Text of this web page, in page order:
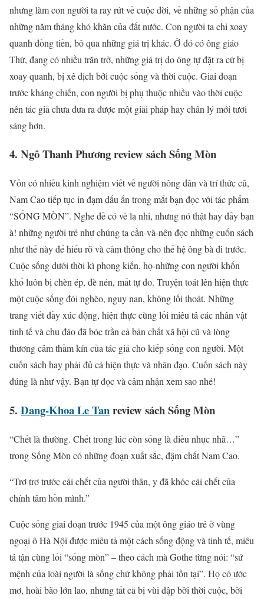
nhưng làm con người ta ray rứt về cuộc đời, về những số phận của
những năm tháng khó khăn của đất nước. Con người ta chỉ xoay
quanh đồng tiền, bỏ qua những giá trị khác. Ở đó có ông giáo
Thứ, đang có nhiều trăn trở, những giá trị do ông tự đặt ra cứ bị
xoay quanh, bị xê dịch bởi cuộc sống và thời cuộc. Giai đoạn
trước kháng chiến, con người bị phụ thuộc nhiều vào thời cuộc
nên tác giả chưa đưa ra được một giải pháp hay chân lý mới tươi
sáng hơn.
4. Ngô Thanh Phương review sách Sống Mòn
Vốn có nhiều kinh nghiệm viết về người nông dân và trí thức cũ,
Nam Cao tiếp tục in đạm dấu ấn trong mắt bạn đọc với tác phẩm
“SỐNG MÒN”. Nghe đề có vẻ lạ nhỉ, nhưng nó thật hay đấy bạn
à! những người trẻ như chúng ta cần-và-nên đọc những cuốn sách
như thế này để hiểu rõ và cảm thông cho thế hệ ông bà đi trước.
Cuộc sống dưới thời kì phong kiến, họ-những con người khốn
khổ luôn bị chèn ép, đè nén, mất tự do. Truyện toát lên hiện thực
một cuộc sống đói nghèo, nguy nan, không lối thoát. Những
trang viết đầy xúc động, hiện thực cùng lối miêu tả các nhân vật
tinh tế và chu đáo đã bóc trần cả bản chất xã hội cũ và lòng
thương cảm thầm kín của tác giả cho kiếp sống con người. Một
cuốn sách hay phải đủ cả hiện thực và nhân đạo. Cuốn sách này
đúng là như vậy. Bạn tự đọc và cảm nhận xem sao nhé!
5. Dang-Khoa Le Tanreview sách Sống Mòn
“Chết là thường. Chết trong lúc còn sống là điều nhục nhã…”
trong Sống Mòn có những đoạn xuất sắc, đậm chất Nam Cao.
“Trơ trơ trước cái chết của người thân, y đã khóc cái chết của
chính tâm hồn mình.”
Cuộc sống giai đoạn trước 1945 của một ông giáo trẻ ở vùng
ngoại ô Hà Nội được miêu tả một cách sống động và tinh tế, miêu
tả tận cùng lối “sống mòn” – theo cách mà Gothe từng nói: “sứ
mệnh của loài người là sống chứ không phải tồn tại”. Họ có ước
mơ, hoài bão lớn lao, nhưng tất cả bị vùi dập bởi thời cuộc, bởi